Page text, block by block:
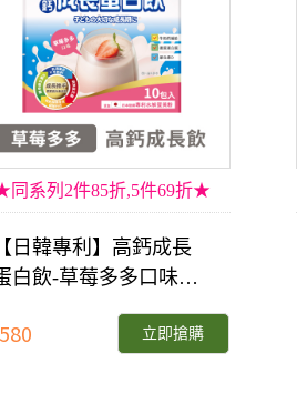
同系列2件85折,5件69折★
日韓專利】高鈣成長
白飲-草莓多多口味
立即搶購